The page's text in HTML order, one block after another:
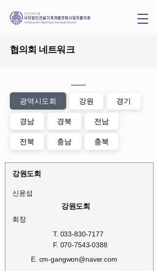
협의회 네트워크
광역시도회 강원 경기
경남 경북 전남
전북 충남 충북
강원도회
신윤섭
강원도회
회장
T. 033-830-7177
F. 070-7543-0388
E. cm-gangwon@naver.com